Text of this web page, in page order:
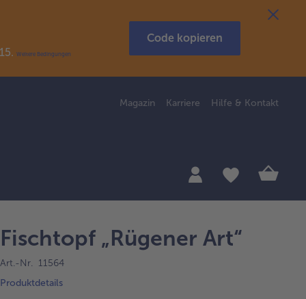
Weitere Bedingungen
Code kopieren
Magazin Karriere Hilfe & Kontakt
Fischtopf „Rügener Art“
Art.-Nr. 11564
Produktdetails